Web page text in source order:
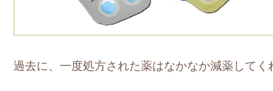
過去に、一度処方された薬はなかなか減薬してく